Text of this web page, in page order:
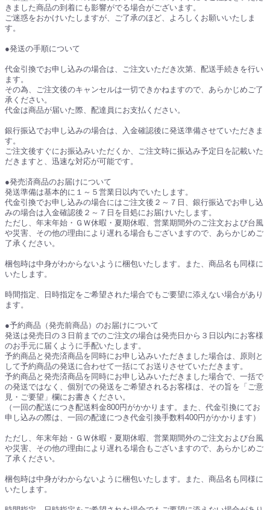
きました商品の到着にも影響がでる場合がございます。
ご迷惑をおかけいたしますが、ご了承のほど、よろしくお願いいたしま
す。
●発送の手順について
代金引換でお申し込みの場合は、ご注文いただき次第、配送手続きを行い
ます。
その為、ご注文後のキャンセルは一切できかねますので、あらかじめご了
承ください。
代金は商品が届いた際、配達員にお支払ください。
銀行振込でお申し込みの場合は、入金確認後に発送準備させていただきま
す。
ご注文後すぐにお振込みいただくか、ご注文時に振込み予定日を記載いた
だきますと、迅速な対応が可能です。
●発売済商品のお届けについて
発送準備は基本的に１～５営業日以内でいたします。
代金引換でお申し込みの場合にはご注文後２～７日、銀行振込でお申し込
みの場合は入金確認後２～７日を目処にお届けいたします。
ただし、年末年始・ＧＷ休暇・夏期休暇、営業期間外のご注文および台風
や災害、その他の理由により遅れる場合もございますので、あらかじめご
了承ください。
梱包時は中身がわからないように梱包いたします。また、商品名も同様に
いたします。
時間指定、日時指定をご希望された場合でもご要望に添えない場合があり
ます。
●予約商品（発売前商品）のお届けについて
発送は発売日の３日前までのご注文の場合は発売日から３日以内にお客様
のお手元に届くように手配いたします。
予約商品と発売済商品を同時にお申し込みいただきました場合は、原則と
して予約商品の発送に合わせて一括にてお送りさせていただきます。
予約商品と発売済商品を同時にお申し込みいただきました場合で、一括で
の発送ではなく、個別での発送をご希望されるお客様は、その旨を「ご意
見・ご要望」欄にお書きください。
（一回の配送につき配送料金800円がかかります。また、代金引換にてお
申し込みの際は、一回の配達につき代金引換手数料400円がかかります）
ただし、年末年始・ＧＷ休暇・夏期休暇、営業期間外のご注文および台風
や災害、その他の理由により遅れる場合もございますので、あらかじめご
了承ください。
梱包時は中身がわからないように梱包いたします。また、商品名も同様に
いたします。